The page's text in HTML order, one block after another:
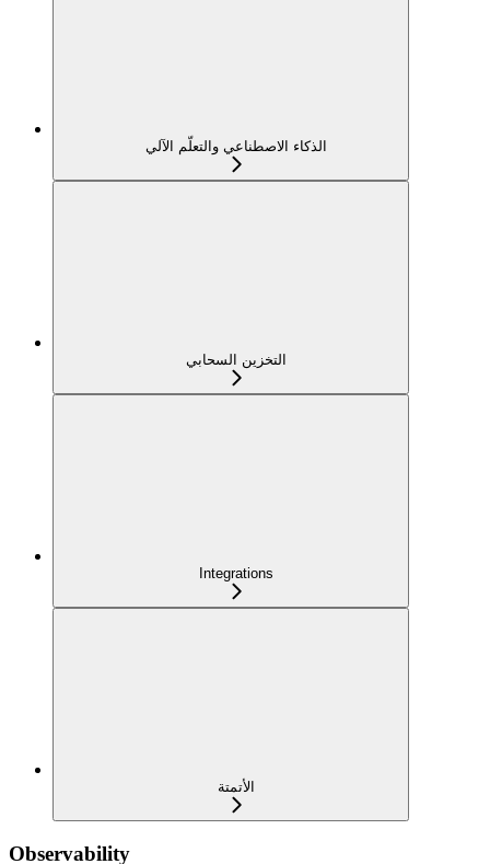
الذكاء الاصطناعي والتعلّم الآلي
التخزين السحابي
Integrations
الأتمتة
Observability